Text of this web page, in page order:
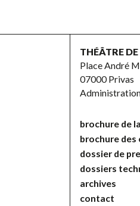
THÉÂTRE
Place André
07000 Privas
brochure de
brochure des
dossier de
dossiers
archives
contact